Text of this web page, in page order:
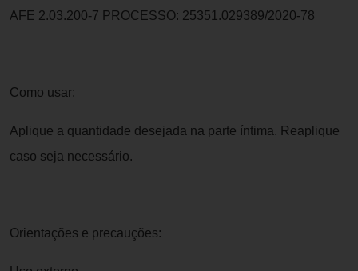
AFE 2.03.200-7 PROCESSO: 25351.029389/2020-78
Como usar:
Aplique a quantidade desejada na parte íntima. Reaplique
caso seja necessário.
Orientações e precauções: